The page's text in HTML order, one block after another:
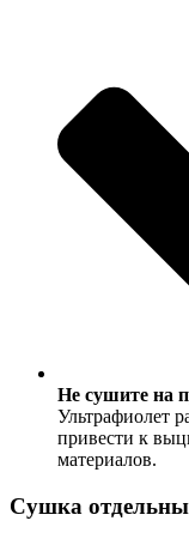
Не сушите на
Ультрафиолет
привести к
материалов.
Сушка